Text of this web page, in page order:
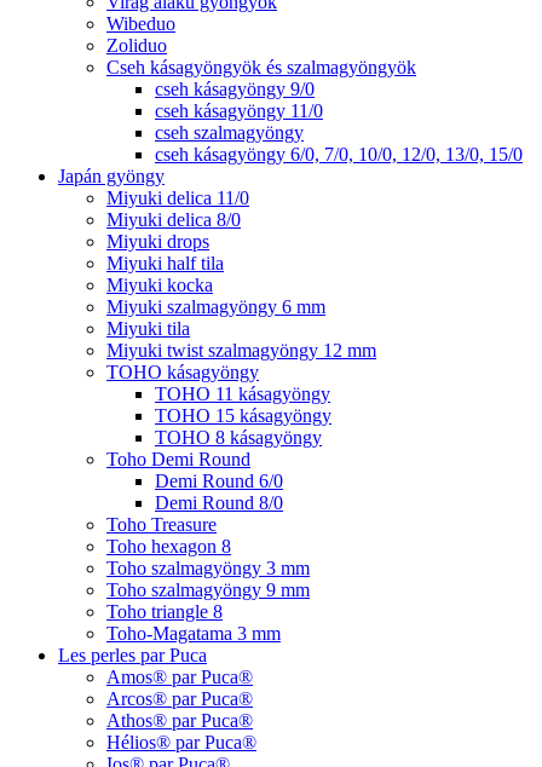
Wibeduo
Zoliduo
Cseh kásagyöngyök és szalmagyöngyök
cseh kásagyöngy 9/0
cseh kásagyöngy 11/0
cseh szalmagyöngy
cseh kásagyöngy 6/0, 7/0, 10/0, 12/0, 13/0, 15/0
Japán gyöngy
Miyuki delica 11/0
Miyuki delica 8/0
Miyuki drops
Miyuki half tila
Miyuki kocka
Miyuki szalmagyöngy 6 mm
Miyuki tila
Miyuki twist szalmagyöngy 12 mm
TOHO kásagyöngy
TOHO 11 kásagyöngy
TOHO 15 kásagyöngy
TOHO 8 kásagyöngy
Toho Demi Round
Demi Round 6/0
Demi Round 8/0
Toho Treasure
Toho hexagon 8
Toho szalmagyöngy 3 mm
Toho szalmagyöngy 9 mm
Toho triangle 8
Toho-Magatama 3 mm
Les perles par Puca
Amos® par Puca®
Arcos® par Puca®
Athos® par Puca®
Hélios® par Puca®